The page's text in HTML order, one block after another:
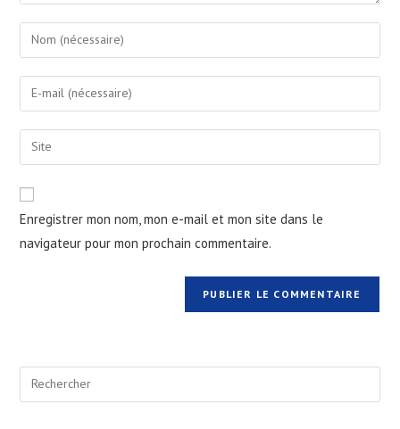
Enregistrer mon nom, mon e-mail et mon site dans le
navigateur pour mon prochain commentaire.